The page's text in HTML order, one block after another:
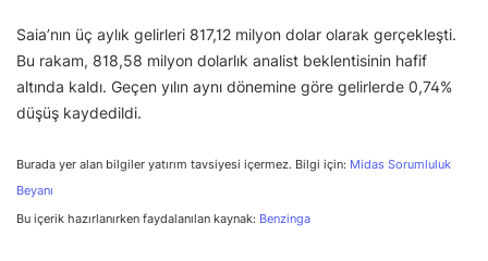
Saia’nın üç aylık gelirleri 817,12 milyon dolar olarak gerçekleşti.
Bu rakam, 818,58 milyon dolarlık analist beklentisinin hafif
altında kaldı. Geçen yılın aynı dönemine göre gelirlerde 0,74%
düşüş kaydedildi.
Burada yer alan bilgiler yatırım tavsiyesi içermez. Bilgi için: Midas Sorumluluk
Beyanı
Bu içerik hazırlanırken faydalanılan kaynak: Benzinga